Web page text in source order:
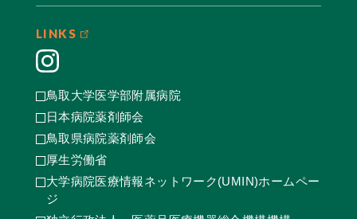
LINKS
鳥取大学医学部附属病院
日本病院薬剤師会
鳥取県病院薬剤師会
厚生労働省
大学病院医療情報ネットワーク(UMIN)ホームペー
ジ